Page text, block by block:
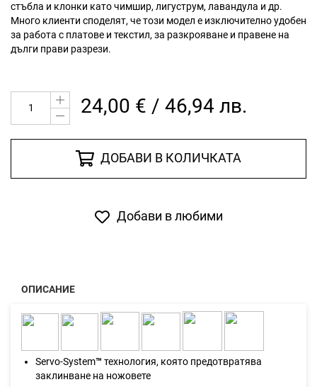
стъбла и клонки като чимшир, лигуструм, лавандула и др.
Много клиенти споделят, че този модел е изключително удобен
за работа с платове и текстил, за разкрояване и правене на
дълги прави разрези.
24,00 € / 46,94 лв.
ДОБАВИ В КОЛИЧКАТА
Добави в любими
ОПИСАНИЕ
Servo-System™ технология, която предотвратява
заклинване на ножовете